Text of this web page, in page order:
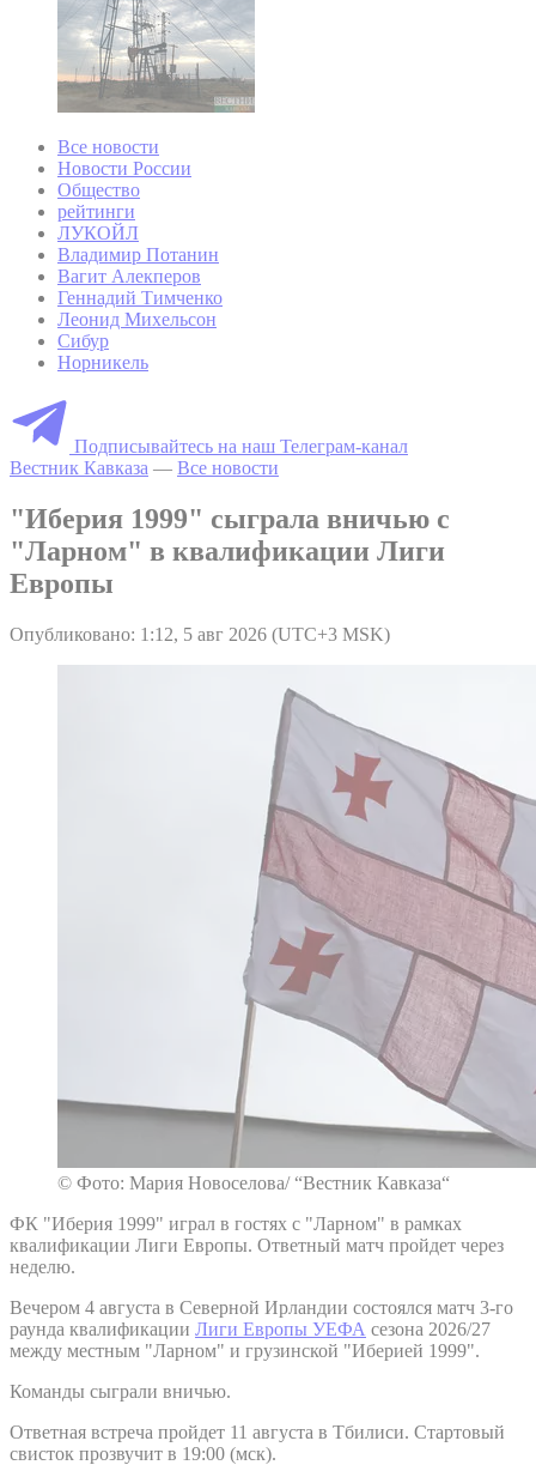
Все новости
Новости России
Общество
рейтинги
ЛУКОЙЛ
Владимир Потанин
Вагит Алекперов
Геннадий Тимченко
Леонид Михельсон
Сибур
Норникель
Подписывайтесь на наш Телеграм-канал
Вестник Кавказа — Все новости
"Иберия 1999" сыграла вничью с
"Ларном" в квалификации Лиги
Европы
Опубликовано: 1:12, 5 авг 2026 (UTC+3 MSK)
© Фото: Мария Новоселова/ “Вестник Кавказа“
ФК "Иберия 1999" играл в гостях с "Ларном" в рамках
квалификации Лиги Европы. Ответный матч пройдет через
неделю.
Вечером 4 августа в Северной Ирландии состоялся матч 3-го
раунда квалификации Лиги Европы УЕФА сезона 2026/27
между местным "Ларном" и грузинской "Иберией 1999".
Команды сыграли вничью.
Ответная встреча пройдет 11 августа в Тбилиси. Стартовый
свисток прозвучит в 19:00 (мск).